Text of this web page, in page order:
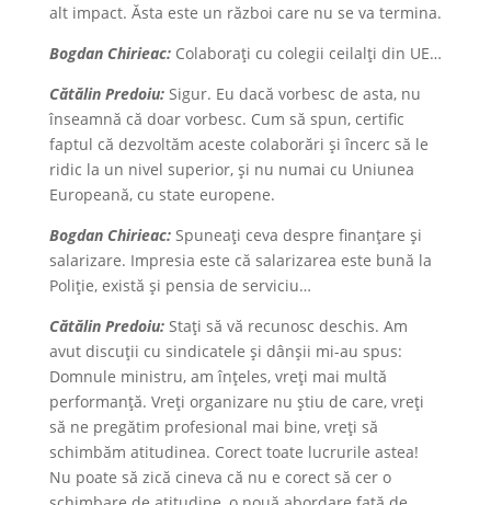
alt impact. Ăsta este un război care nu se va termina.
Bogdan Chirieac:Colaboraţi cu colegii ceilalţi din UE…
Cătălin Predoiu:Sigur. Eu dacă vorbesc de asta, nu
înseamnă că doar vorbesc. Cum să spun, certific
faptul că dezvoltăm aceste colaborări şi încerc să le
ridic la un nivel superior, şi nu numai cu Uniunea
Europeană, cu state europene.
Bogdan Chirieac:Spuneați ceva despre finanțare și
salarizare. Impresia este că salarizarea este bună la
Poliție, există și pensia de serviciu…
Cătălin Predoiu:Staţi să vă recunosc deschis. Am
avut discuții cu sindicatele și dânșii mi-au spus:
Domnule ministru, am înțeles, vreți mai multă
performanță. Vreți organizare nu știu de care, vreți
să ne pregătim profesional mai bine, vreți să
schimbăm atitudinea. Corect toate lucrurile astea!
Nu poate să zică cineva că nu e corect să cer o